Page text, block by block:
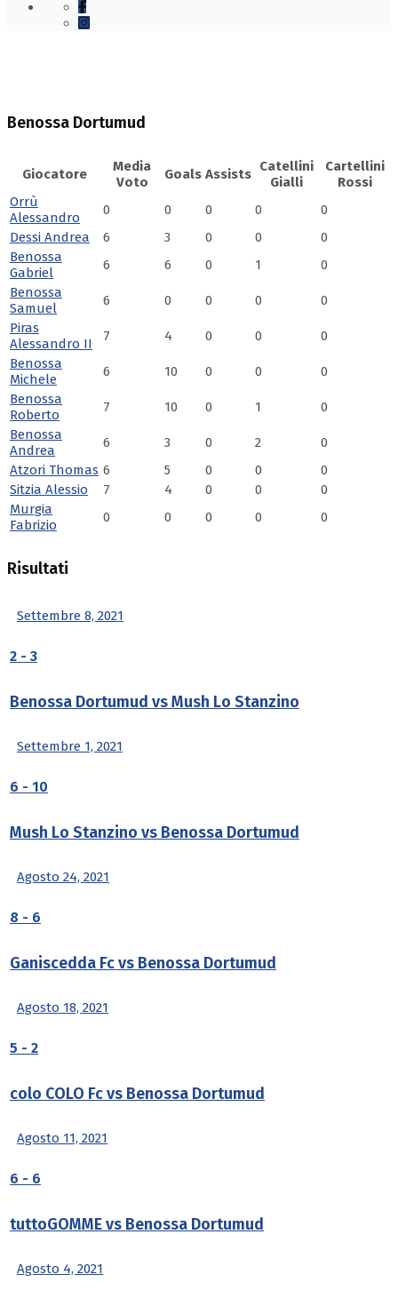
Benossa Dortumud
Giocatore
Media
Voto
Goals Assists Catellini
Gialli
Cartellini
Rossi
Orrù
Alessandro
0 0 0 0
0
Dessi Andrea
6 3 0 0
0
Benossa
Gabriel
6 6 0 1
0
Benossa
Samuel
6 0 0 0
0
Piras
Alessandro II
7 4 0 0
0
Benossa
Michele
6 10 0 0
0
Benossa
Roberto
7 10 0 1
0
Benossa
Andrea
6 3 0 2
0
Atzori Thomas 6 5 0 0
0
Sitzia Alessio
7 4 0 0
0
Murgia
Fabrizio
0 0 0 0 0
Risultati
Settembre 8, 2021
2 - 3
Benossa Dortumud vs Mush Lo Stanzino
Settembre 1, 2021
6 - 10
Mush Lo Stanzino vs Benossa Dortumud
Agosto 24, 2021
8 - 6
Ganiscedda Fc vs Benossa Dortumud
Agosto 18, 2021
5 - 2
colo COLO Fc vs Benossa Dortumud
Agosto 11, 2021
6 - 6
tuttoGOMME vs Benossa Dortumud
Agosto 4, 2021